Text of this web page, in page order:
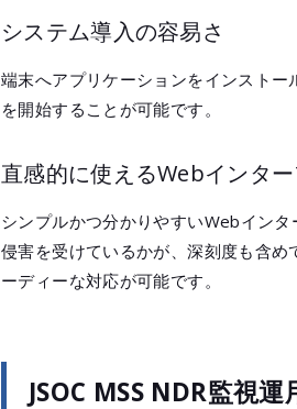
システム導入の容易さ
端末へアプリケーションをインスト
を開始することが可能です。
直感的に使えるWebインタ
シンプルかつ分かりやすいWebイン
侵害を受けているかが、深刻度も含
ーディーな対応が可能です。
JSOC MSS NDR監視